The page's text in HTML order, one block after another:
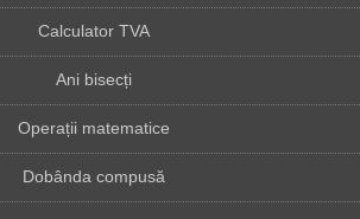
Calculator TVA
Ani bisecți
Operații matematice
Dobânda compusă